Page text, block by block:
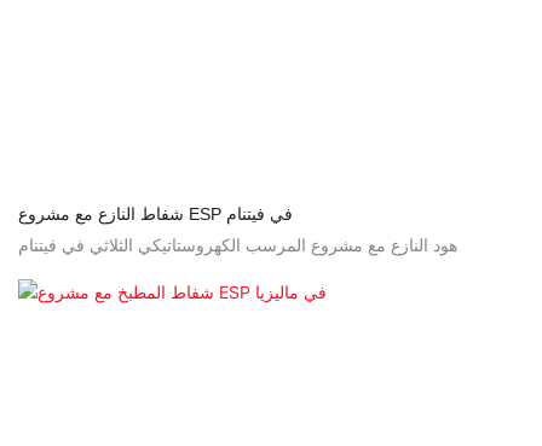
شفاط النازع مع مشروع ESP في فيتنام
هود النازع مع مشروع المرسب الكهروستاتيكي الثلاثي في ​​فيتنام